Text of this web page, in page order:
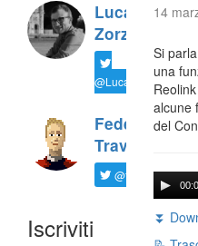
Luca
Zorzi
@LucaTNT
Federico
Travaini
@ftrava
Iscriviti
14
Si
una
alcune
del
⏬